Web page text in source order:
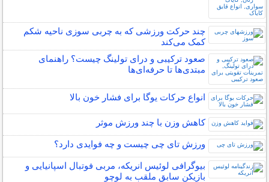
چند حرکت ورزشی که به چربی سوزی ناحیه شکم
کمک می‌کند
صعود ترکیبی و درای تولینگ چیست؟ راهنمای
مبتدی‌ها تا حرفه‌ای‌ها
انواع حرکات یوگا برای فشار خون بالا
کاهش وزن با چند ورزش موثر
ورزش تای چی چیست و چه فوایدی دارد؟
بیوگرافی لوئیس انریکه، مربی فوتبال اسپانیایی و
بازیکن سابق ملقب به لوچو